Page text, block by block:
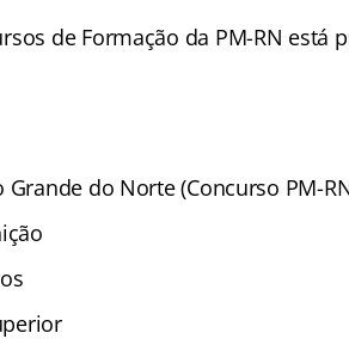
de Formação da PM-RN está
do Norte (Concurso PM-